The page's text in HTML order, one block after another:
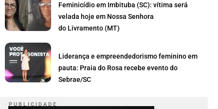
Feminicídio em Imbituba (SC): vítima será
velada hoje em Nossa Senhora
do Livramento (MT)
Liderança e empreendedorismo feminino em
pauta: Praia do Rosa recebe evento do
Sebrae/SC
P U B L I C I D A D E